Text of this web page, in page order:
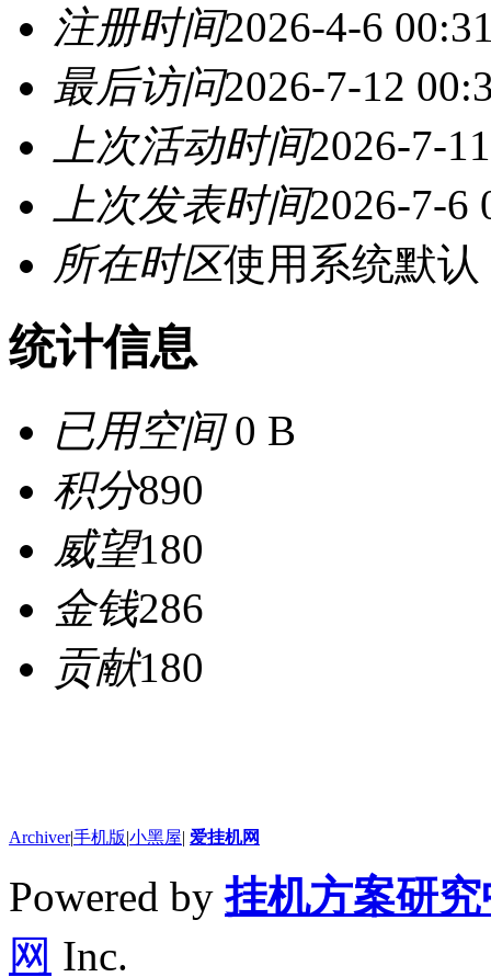
注册时间2026-4-6
最后访问2026-7-12
上次活动时间2026-7-
上次发表时间2026-7-6
所在时区使用系统默认
统计信息
已用空间0 B
积分890
威望180
金钱286
贡献180
Archiver|手机版|小黑屋| 爱挂机网
Powered by挂机方案研
网 Inc.